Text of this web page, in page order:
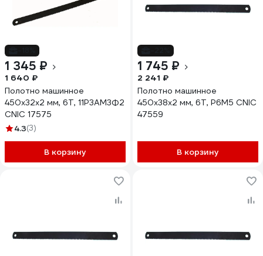
1 345 ₽
1 640 ₽
Полотно машинное
450x32x2 мм, 6Т, 11Р3АМ3Ф2
CNIC 17575
4.3(3)
В корзину
1 745 ₽
2 241 ₽
Полотно машинное
450x38x2 мм, 6Т, Р6М5 CNIC
47559
В корзину